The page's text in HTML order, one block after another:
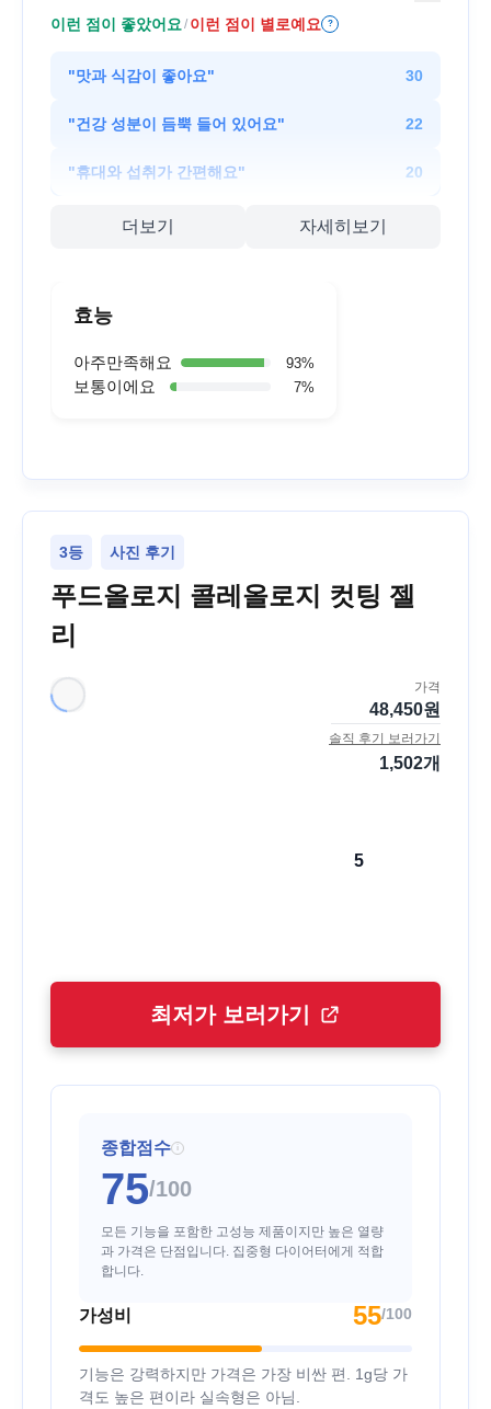
이런 점이 좋았어요/ 이런 점이 별로예요 ?
"맛과 식감이 좋아요" 30
"건강 성분이 듬뿍 들어 있어요" 22
"휴대와 섭취가 간편해요" 20
더보기 자세히보기
효능
아주만족해요 93%
보통이에요 7%
3등 사진 후기
푸드올로지 콜레올로지 컷팅 젤
리
가격
48,450원
솔직 후기 보러가기
1,502개
5
최저가 보러가기
종합점수 i
75/100
모든 기능을 포함한 고성능 제품이지만 높은 열량
과 가격은 단점입니다. 집중형 다이어터에게 적합
합니다.
가성비 55/100
기능은 강력하지만 가격은 가장 비싼 편. 1g당 가
격도 높은 편이라 실속형은 아님.